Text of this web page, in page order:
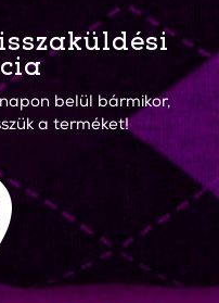
belül bármikor,
a terméket!